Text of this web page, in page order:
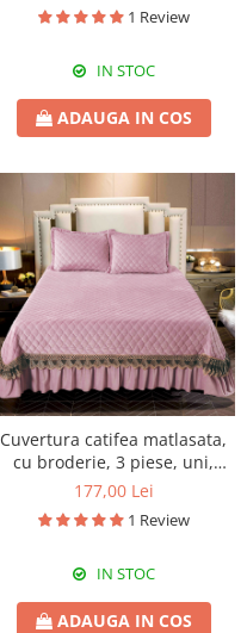
1 Review
IN STOC
ADAUGA IN COS
Cuvertura catifea matlasata,
cu broderie, 3 piese, uni,
220X240 cm CC71
177,00 Lei
1 Review
IN STOC
ADAUGA IN COS